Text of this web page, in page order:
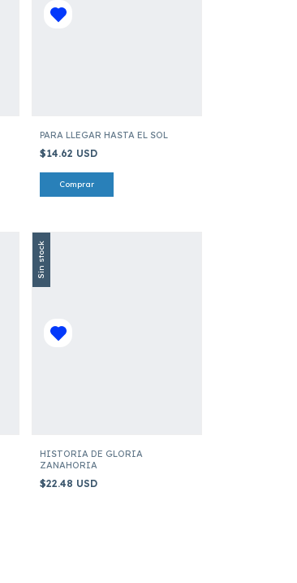
PARA LLEGAR HASTA EL SOL
$14.62 USD
Sin stock
HISTORIA DE GLORIA
ZANAHORIA
$22.48 USD